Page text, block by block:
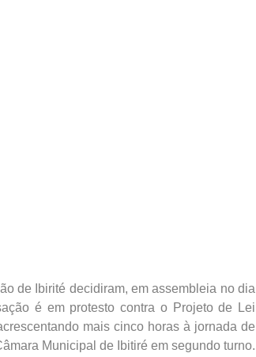
de Ibirité decidiram, em assembleia no dia
é em protesto contra o Projeto de Lei
mais cinco horas à jornada de
Municipal de Ibitiré em segundo turno.